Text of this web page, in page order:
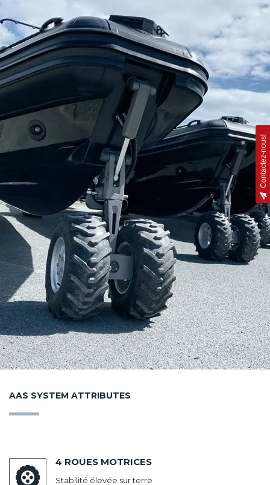
AAS SYSTEM ATTRIBUTES
4 ROUES MOTRICES
Stabilité élevée sur terre
Contactez-nous!